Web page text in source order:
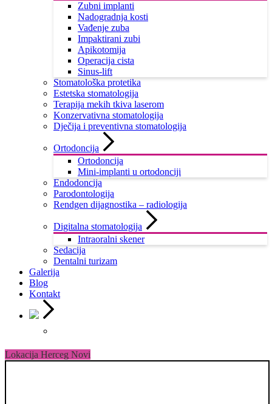
Zubni implanti
Nadogradnja kosti
Vađenje zuba
Impaktirani zubi
Apikotomija
Operacija cista
Sinus-lift
Stomatološka protetika
Estetska stomatologija
Terapija mekih tkiva laserom
Konzervativna stomatologija
Dječija i preventivna stomatologija
Ortodoncija
Ortodoncija
Mini-implanti u ortodonciji
Endodoncija
Parodontologija
Rendgen dijagnostika – radiologija
Digitalna stomatologija
Intraoralni skener
Sedacija
Dentalni turizam
Galerija
Blog
Kontakt
Lokacija Herceg Novi